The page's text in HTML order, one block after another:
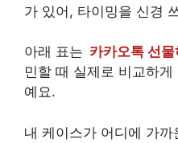
가 있어, 타이밍을 신경
아래 표는 카카오톡 선물
민할 때 실제로 비교하
예요.
내 케이스가 어디에 가